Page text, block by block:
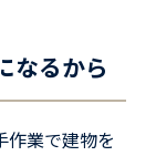
なるから
作業で建物を